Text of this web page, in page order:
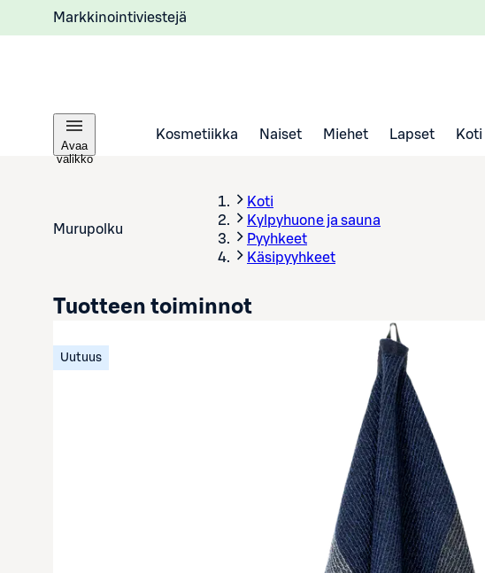
Markkinointiviestejä
Avaa
valikko
Kosmetiikka Naiset Miehet Lapset Koti
Murupolku
Koti
Kylpyhuone ja sauna
Pyyhkeet
Käsipyyhkeet
Uutuus
Tuotteen toiminnot